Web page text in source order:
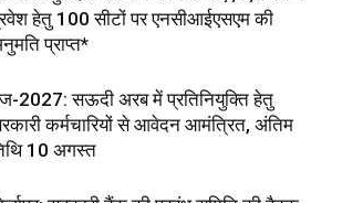
हेतु 100 सीटों पर एनसीआईएसएम की
प्राप्त*
2027: सऊदी अरब में प्रतिनियुक्ति हेतु
कर्मचारियों से आवेदन आमंत्रित, अंतिम
10 अगस्त